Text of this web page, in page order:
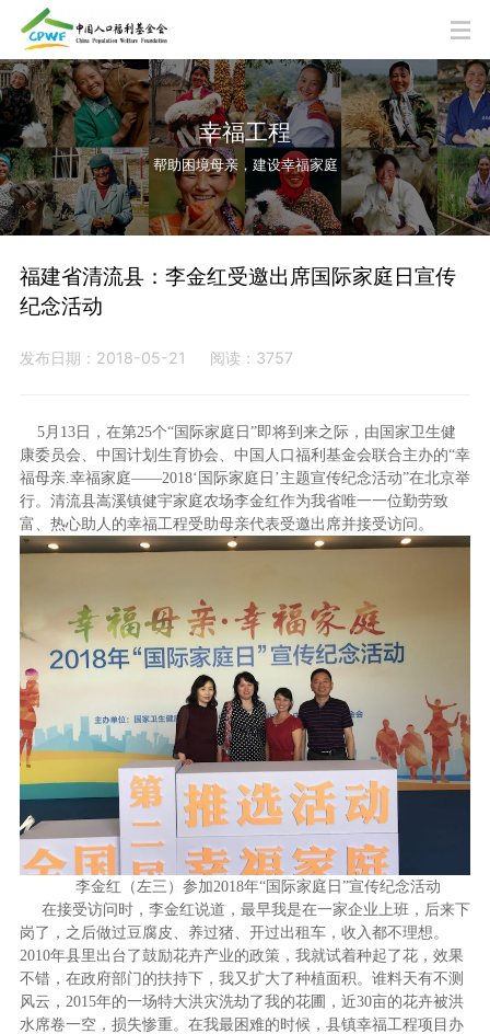
幸福工程
帮助困境母亲，建设幸福家庭
福建省清流县：李金红受邀出席国际家庭日宣传
纪念活动
发布日期：2018-05-21 阅读：3757
5月13日，在第25个“国际家庭日”即将到来之际，由国家卫生健
康委员会、中国计划生育协会、中国人口福利基金会联合主办的“幸
福母亲.幸福家庭——2018‘国际家庭日’主题宣传纪念活动”在北京举
行。清流县嵩溪镇健宇家庭农场李金红作为我省唯一一位勤劳致
富、热心助人的幸福工程受助母亲代表受邀出席并接受访问。
李金红（左三）参加2018年“国际家庭日”宣传纪念活动
在接受访问时，李金红说道，最早我是在一家企业上班，后来下
岗了，之后做过豆腐皮、养过猪、开过出租车，收入都不理想。
2010年县里出台了鼓励花卉产业的政策，我就试着种起了花，效果
不错，在政府部门的扶持下，我又扩大了种植面积。谁料天有不测
风云，2015年的一场特大洪灾洗劫了我的花圃，近30亩的花卉被洪
水席卷一空，损失惨重。在我最困难的时候，县镇幸福工程项目办